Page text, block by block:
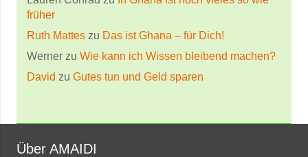
früher
Ruth Mattes zu Das ist Ghana – für Dich!
Werner zu Wie kann ich Wissen bleibend machen?
David zu Gutes tun und Geld sparen
Über AMAIDI